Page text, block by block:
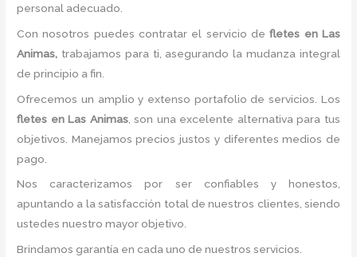
personal adecuado.
Con nosotros puedes contratar el servicio defletes en Las
Animas, trabajamos para ti, asegurando la mudanza integral
de principio a fin.
Ofrecemos un amplio y extenso portafolio de servicios. Los
fletes en Las Animas, son una excelente alternativa para tus
objetivos. Manejamos precios justos y diferentes medios de
pago.
Nos caracterizamos por ser confiables y honestos,
apuntando a la satisfacción total de nuestros clientes, siendo
ustedes nuestro mayor objetivo.
Brindamos garantía en cada uno de nuestros servicios.